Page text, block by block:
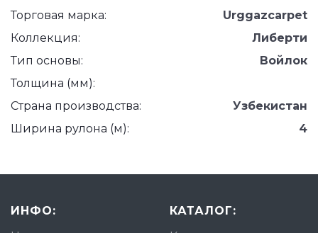
Торговая марка:
Urggazcarpet
Коллекция:
Либерти
Тип основы:
Войлок
Толщина (мм):
Страна производства:
Узбекистан
Ширина рулона (м):
4
ИНФО:
КАТАЛОГ: